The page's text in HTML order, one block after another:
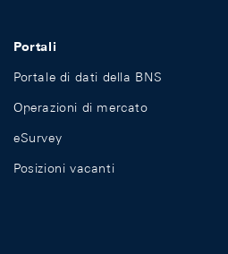
Portali
Portale di dati della BNS
Operazioni di mercato
eSurvey
Posizioni vacanti